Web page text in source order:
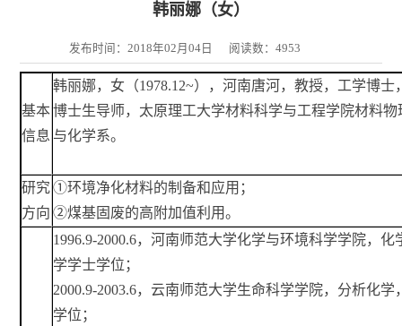
韩丽娜（女）
发布时间：2018年02月04日 阅读数： 4953
基本
信息
韩丽娜，女（1978.12~），河南唐河，教授，工学博士
博士生导师，太原理工大学材料科学与工程学院材料物
与化学系。
研究
方向
①环境净化材料的制备和应用；
②煤基固废的高附加值利用。
1996.9-2000.6，河南师范大学化学与环境科学学院，化
学学士学位；
2000.9-2003.6，云南师范大学生命科学学院，分析化学
学位；